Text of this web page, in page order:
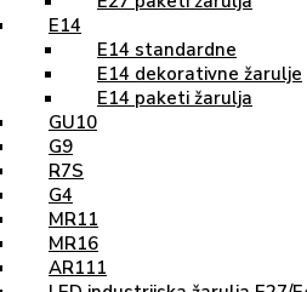
E14
E14 standardne
E14 dekorativne žarulje
E14 paketi žarulja
GU10
G9
R7S
G4
MR11
MR16
AR111